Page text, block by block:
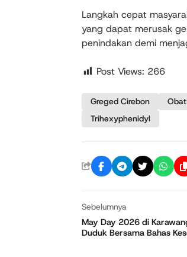
Langkah cepat
yang dapat merusak
penindakan demi
Post Views: 266
Greged Cirebon
Trihexyphenidyl
Sebelumnya
May Day 2026 di
Duduk Bersama Bahas